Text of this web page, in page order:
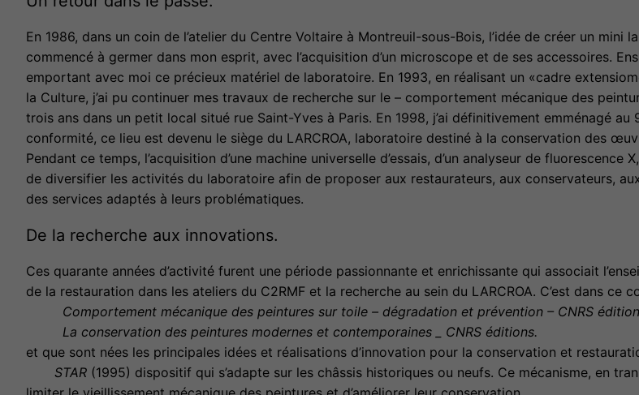
En 1986, dans un coin de l’atelier du Centre Voltaire à Montreuil-sous-Bois, l’idée de créer un
commencé à germer dans mon esprit, avec l’acquisition d’un microscope et de ses accessoires.
emportant avec moi ce précieux matériel de laboratoire. En 1993, en réalisant un «cadre
la Culture, j’ai pu continuer mes travaux de recherche sur le – comportement mécanique des
trois ans dans un petit local situé rue Saint-Yves à Paris. En 1998, j’ai définitivement emménagé au
conformité, ce lieu est devenu le siège du LARCROA, laboratoire destiné à la conservation des
Pendant ce temps, l’acquisition d’une machine universelle d’essais, d’un analyseur de
de diversifier les activités du laboratoire afin de proposer aux restaurateurs, aux conservateurs,
des services adaptés à leurs problématiques.
De la recherche aux innovations.
Ces quarante années d’activité furent une période passionnante et enrichissante qui associait
de la restauration dans les ateliers du C2RMF et la recherche au sein du LARCROA. C’est dans ce
Comportement mécanique des peintures sur toile – dégradation et prévention – CNRS
La conservation des peintures modernes et contemporaines _ CNRS éditions.
et que sont nées les principales idées et réalisations d’innovation pour la conservation et
STAR (1995) dispositif qui s’adapte sur les châssis historiques ou neufs. Ce mécanisme, en